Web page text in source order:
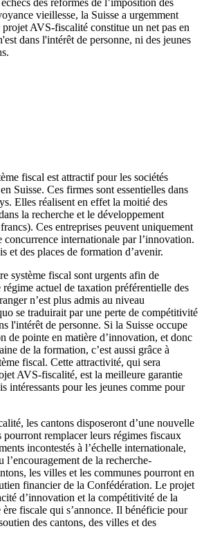
vieillesse, la Suisse a urgemment
AVS-fiscalité constitue un net pas en
dans l'intérêt de personne, ni des jeunes
fiscal est attractif pour les sociétés
Suisse. Ces firmes sont essentielles dans
Elles réalisent en effet la moitié des
la recherche et le développement
Ces entreprises peuvent uniquement
concurrence internationale par l’innovation.
et des places de formation d’avenir.
système fiscal sont urgents afin de
régime actuel de taxation préférentielle des
n’est plus admis au niveau
se traduirait par une perte de compétitivité
l'intérêt de personne. Si la Suisse occupe
de pointe en matière d’innovation, et donc
de la formation, c’est aussi grâce à
fiscal. Cette attractivité, qui sera
AVS-fiscalité, est la meilleure garantie
intéressants pour les jeunes comme pour
les cantons disposeront d’une nouvelle
remplacer leurs régimes fiscaux
incontestés à l’échelle internationale,
l’encouragement de la recherche-
les villes et les communes pourront en
financier de la Confédération. Le projet
d’innovation et la compétitivité de la
ère fiscale qui s’annonce. Il bénéficie pour
des cantons, des villes et des